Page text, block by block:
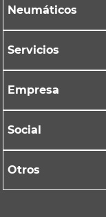
Neumáticos
Servicios
Empresa
Social
Otros